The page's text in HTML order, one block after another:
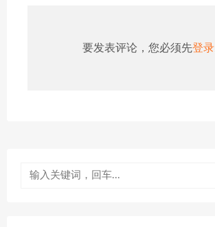
要发表评论，您必须先登录